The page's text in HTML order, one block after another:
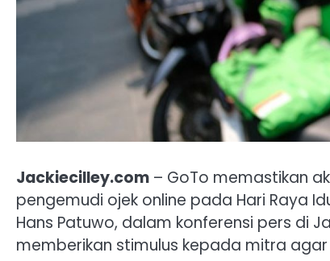
Jackiecilley.com – GoTo memastikan
pengemudi ojek online pada Hari Raya
Hans Patuwo, dalam konferensi pers di
memberikan stimulus kepada mitra